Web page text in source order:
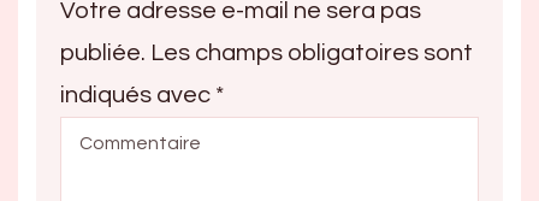
Votre adresse e-mail ne sera pas
publiée. Les champs obligatoires sont
indiqués avec *